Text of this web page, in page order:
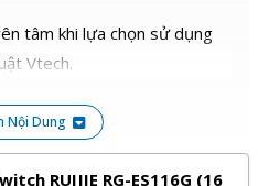
tâm khi lựa chọn sử dụng
Vtech.
Nội Dung
RUIJIE RG-ES116G (16